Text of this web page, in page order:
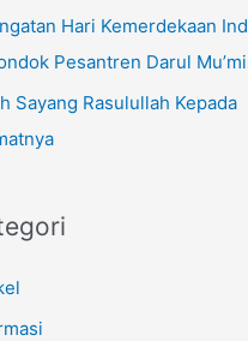
Hari Kemerdekaan
Pesantren Darul
Sayang Rasulullah Kepada